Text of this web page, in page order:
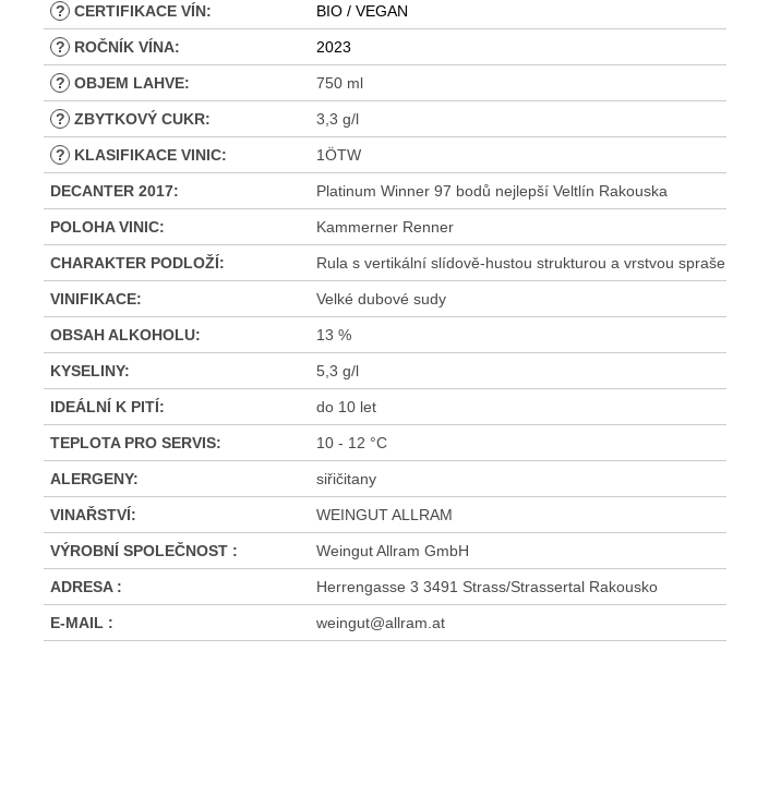
? CERTIFIKACE VÍN: BIO / VEGAN
? ROČNÍK VÍNA: 2023
? OBJEM LAHVE: 750 ml
? ZBYTKOVÝ CUKR: 3,3 g/l
? KLASIFIKACE VINIC: 1ÖTW
DECANTER 2017: Platinum Winner 97 bodů nejlepší Veltlín Rakouska
POLOHA VINIC: Kammerner Renner
CHARAKTER PODLOŽÍ: Rula s vertikální slídově-hustou strukturou a vrstvou spraše
VINIFIKACE: Velké dubové sudy
OBSAH ALKOHOLU: 13 %
KYSELINY: 5,3 g/l
IDEÁLNÍ K PITÍ: do 10 let
TEPLOTA PRO SERVIS: 10 - 12 °C
ALERGENY: siřičitany
VINAŘSTVÍ: WEINGUT ALLRAM
VÝROBNÍ SPOLEČNOST : Weingut Allram GmbH
ADRESA : Herrengasse 3 3491 Strass/Strassertal Rakousko
E-MAIL : weingut@allram.at